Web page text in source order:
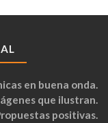
en buena onda.
que ilustran.
positivas.